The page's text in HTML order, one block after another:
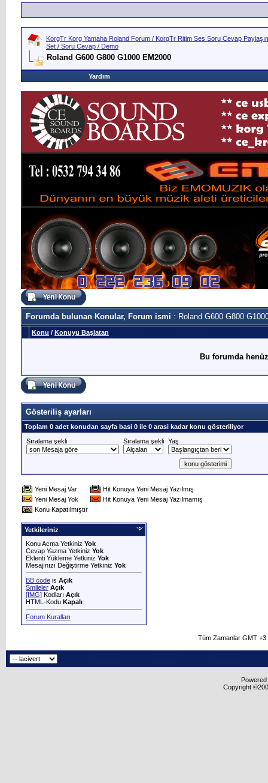
KorgTr Korg Yamaha Roland Forum / KorgTr Ritim Ses Soru Cevap
Set / Soru Cevap / Demo
Roland G600 G800 G1000 EM2000
Yardım
Forumda bulunan Konular, Forum ismi : Roland G600 G800
Konu / Konuyu Başlatan
Bu forumda
Gösteriliş ayarları
Toplam 0 adet konudan sayfa basi 0 ile 0 arasi kadar konu gösteriliyor
Sıralama şekli
Sıralama şekli Yaş
Yeni Mesaj Var
Hit Konuya Yeni Mesaj Yazılmış
Yeni Mesaj Yok
Hit Konuya Yeni Mesaj Yazılmamış
Konu Kapatılmıştır
Yetkileriniz
Konu Acma Yetkiniz Yok
Cevap Yazma Yetkiniz Yok
Eklenti Yükleme Yetkiniz Yok
Mesajınızı Değiştirme Yetkiniz Yok
BB code is Açık
Smileler Açık
[IMG] Kodları Açık
HTML-Kodu Kapalı
Forum Kuralları
Tüm Zamanlar GMT
Copyright